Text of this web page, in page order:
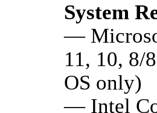
System
—
11, 10, 8/
OS only)
— Intel